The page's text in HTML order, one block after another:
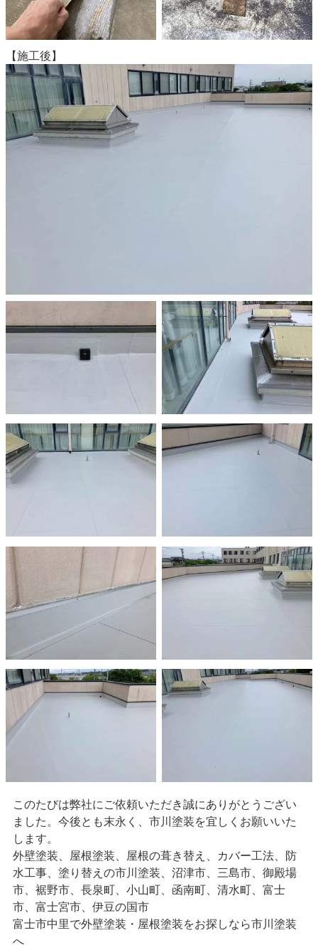
【施工後】
このたびは弊社にご依頼いただき誠にありがとうござい
ました。今後とも末永く、市川塗装を宜しくお願いいた
します。
外壁塗装、屋根塗装、屋根の葺き替え、カバー工法、防
水工事、塗り替えの市川塗装、沼津市、三島市、御殿場
市、裾野市、長泉町、小山町、函南町、清水町、富士
市、富士宮市、伊豆の国市
富士市中里で外壁塗装・屋根塗装をお探しなら市川塗装
へ